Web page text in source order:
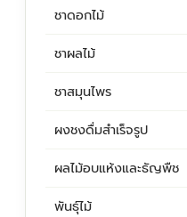
ชาดอกไม้
ชาผลไม้
ชาสมุนไพร
ผงชงดื่มสำเร็จรูป
ผลไม้อบแห้งและธัญพืช
พันธุ์ไม้